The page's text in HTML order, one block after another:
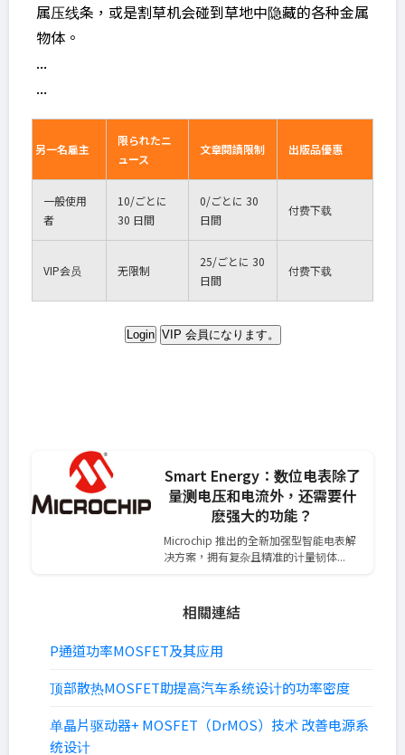
属压线条，或是割草机会碰到草地中隐藏的各种金属
物体。
...
...
另一名雇主
限られたニ
ュース
文章閱讀限制 出版品優惠
一般使用
者
10/ごとに
30 日間
0/ごとに 30
日間
付费下载
VIP会员 无限制
25/ごとに 30
日間
付费下载
Login VIP 会員になります。
Smart Energy：数位电表除了
量测电压和电流外，还需要什
麽强大的功能？
Microchip 推出的全新加强型智能电表解
决方案，拥有复杂且精准的计量韧体...
相關連結
P通道功率MOSFET及其应用
顶部散热MOSFET助提高汽车系统设计的功率密度
单晶片驱动器+ MOSFET（DrMOS）技术 改善电源系
统设计